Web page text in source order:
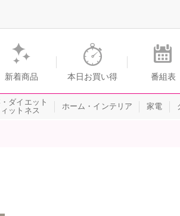
ョッピングのショップチャンネル
新着商品 本日お買い得 番組表
ダイエット
ットネス
ホーム・インテリア 家電